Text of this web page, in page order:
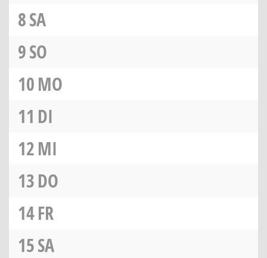
8SA
9SO
10MO
11 DI
12MI
13DO
14FR
15SA